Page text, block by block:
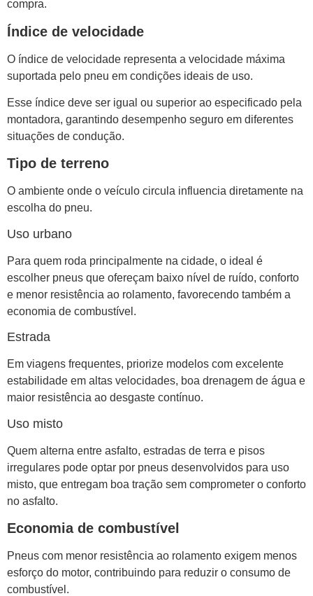
compra.
Índice de velocidade
O índice de velocidade representa a velocidade máxima
suportada pelo pneu em condições ideais de uso.
Esse índice deve ser igual ou superior ao especificado pela
montadora, garantindo desempenho seguro em diferentes
situações de condução.
Tipo de terreno
O ambiente onde o veículo circula influencia diretamente na
escolha do pneu.
Uso urbano
Para quem roda principalmente na cidade, o ideal é
escolher pneus que ofereçam baixo nível de ruído, conforto
e menor resistência ao rolamento, favorecendo também a
economia de combustível.
Estrada
Em viagens frequentes, priorize modelos com excelente
estabilidade em altas velocidades, boa drenagem de água e
maior resistência ao desgaste contínuo.
Uso misto
Quem alterna entre asfalto, estradas de terra e pisos
irregulares pode optar por pneus desenvolvidos para uso
misto, que entregam boa tração sem comprometer o conforto
no asfalto.
Economia de combustível
Pneus com menor resistência ao rolamento exigem menos
esforço do motor, contribuindo para reduzir o consumo de
combustível.